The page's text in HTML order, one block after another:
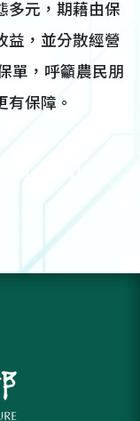
多元，期藉由保
益，並分散經營
單，呼籲農民朋
保障。
06-01:441